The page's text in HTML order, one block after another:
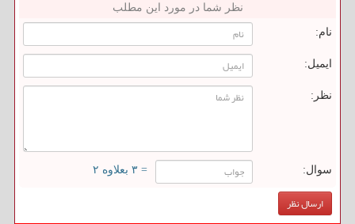
نظر شما در مورد این مطلب
نام:
ایمیل:
نظر:
سوال: = ۳ بعلاوه ۲